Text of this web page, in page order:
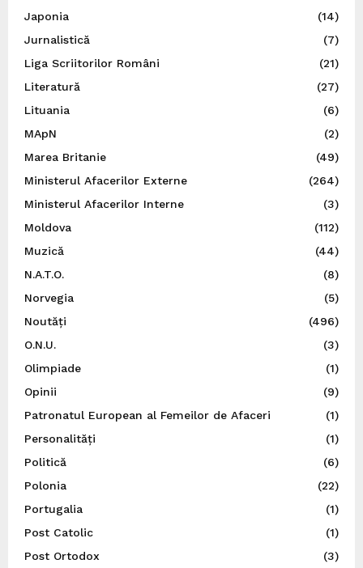
Japonia
(14)
Jurnalistică
(7)
Liga Scriitorilor Români
(21)
Literatură
(27)
Lituania
(6)
MApN
(2)
Marea Britanie
(49)
Ministerul Afacerilor Externe
(264)
Ministerul Afacerilor Interne
(3)
Moldova
(112)
Muzică
(44)
N.A.T.O.
(8)
Norvegia
(5)
Noutăți
(496)
O.N.U.
(3)
Olimpiade
(1)
Opinii
(9)
Patronatul European al Femeilor de Afaceri
(1)
Personalități
(1)
Politică
(6)
Polonia
(22)
Portugalia
(1)
Post Catolic
(1)
Post Ortodox
(3)